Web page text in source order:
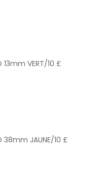
13mm VERT/10 £
38mm JAUNE/10 £